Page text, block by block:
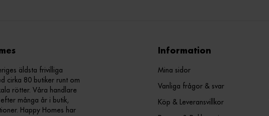
äldsta frivilliga
cirka 80 butiker runt om
rötter. Våra handlare
många år i butik,
Happy Homes har
Information
Mina sidor
Vanliga frågor & svar
Köp & Leveransvillkor